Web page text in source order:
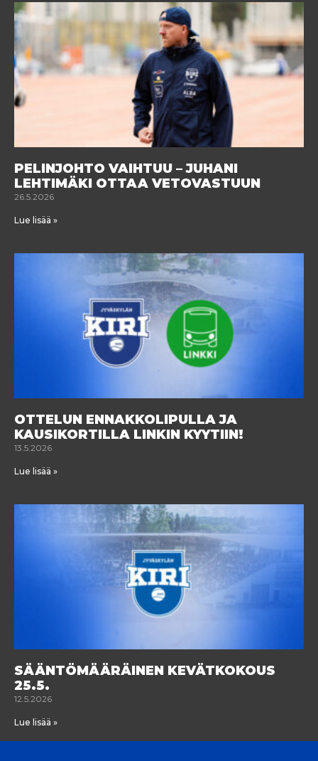
PELINJOHTO VAIHTUU – JUHANI
LEHTIMÄKI OTTAA VETOVASTUUN
26.5.2026
Lue lisää »
OTTELUN ENNAKKOLIPULLA JA
KAUSIKORTILLA LINKIN KYYTIIN!
13.5.2026
Lue lisää »
SÄÄNTÖMÄÄRÄINEN KEVÄTKOKOUS
25.5.
12.5.2026
Lue lisää »